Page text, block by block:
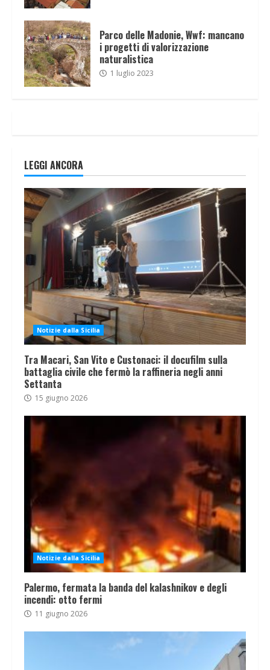
Parco delle Madonie, Wwf: mancano
i progetti di valorizzazione
naturalistica
1 luglio 2023
LEGGI ANCORA
Notizie dalla Sicilia
Tra Macari, San Vito e Custonaci: il docufilm sulla
battaglia civile che fermò la raffineria negli anni
Settanta
15 giugno 2026
Notizie dalla Sicilia
Palermo, fermata la banda del kalashnikov e degli
incendi: otto fermi
11 giugno 2026